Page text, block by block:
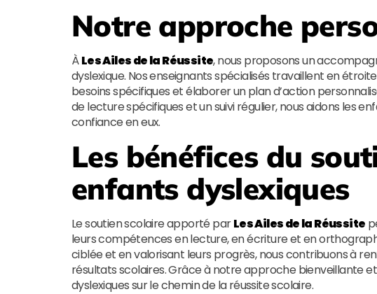
Notre approche
ÀLes Ailes de la Réussite, nous proposons un
dyslexique. Nos enseignants spécialisés travaillent en
besoins spécifiques et élaborer un plan d’action
de lecture spécifiques et un suivi régulier, nous aidons les
confiance en eux.
Les bénéfices du
enfants dyslexiques
Le soutien scolaire apporté parLes Ailes de la Réussite
leurs compétences en lecture, en écriture et en
ciblée et en valorisant leurs progrès, nous contribuons à
résultats scolaires. Grâce à notre approche bienveillante
dyslexiques sur le chemin de la réussite scolaire.